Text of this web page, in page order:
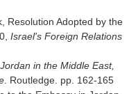
Resolution Adopted by the
Israel's Foreign Relations
Jordan in the Middle East,
. Routledge. pp. 162-165